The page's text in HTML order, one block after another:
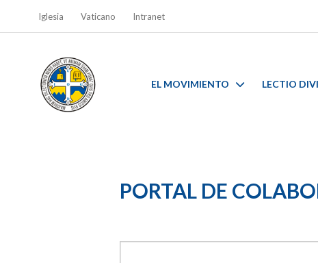
Iglesia Vaticano Intranet
EL MOVIMIENTO LECTIO
PORTAL DE